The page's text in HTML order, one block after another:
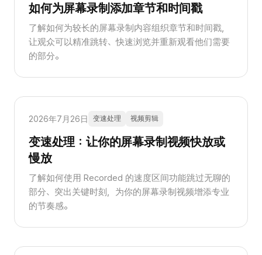
如何为屏幕录制添加章节和时间戳
了解如何为较长的屏幕录制内容组织章节和时间戳，
让观众可以精准跳转、快速浏览并重新观看他们需要
的部分。
2026年7月26日 变速处理 视频剪辑
变速处理：让你的屏幕录制视频快放或
慢放
了解如何使用 Recorded 的速度区间功能跳过无聊的
部分、突出关键时刻，为你的屏幕录制视频增添专业
的节奏感。